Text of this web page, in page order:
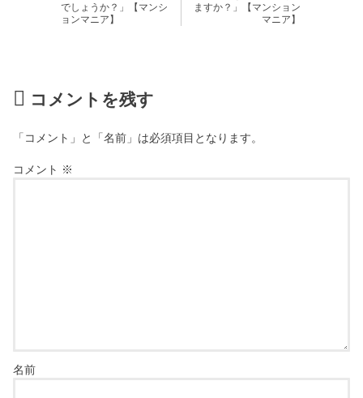
でしょうか？」【マンシ
ョンマニア】
ますか？」【マンション
マニア】
コメントを残す
「コメント」と「名前」は必須項目となります。
コメント ※
名前